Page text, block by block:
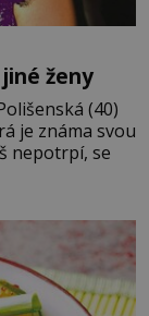
ženy
(40)
je známa svou
nepotrpí, se